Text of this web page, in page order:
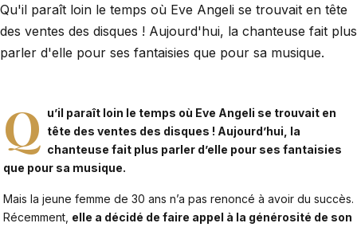
Qu'il paraît loin le temps où Eve Angeli se trouvait en tête
des ventes des disques ! Aujourd'hui, la chanteuse fait plus
parler d'elle pour ses fantaisies que pour sa musique.
Q
u’il paraît loin le temps où Eve Angeli se trouvait en
tête des ventes des disques ! Aujourd’hui, la
chanteuse fait plus parler d’elle pour ses fantaisies
que pour sa musique.
Mais la jeune femme de 30 ans n’a pas renoncé à avoir du succès.
Récemment, elle a décidé de faire appel à la générosité de son